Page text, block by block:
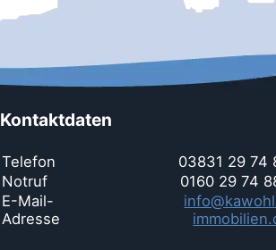
Kontaktdaten
Telefon
03831 29 74
Notruf
0160 29 74
E-Mail-
Adresse